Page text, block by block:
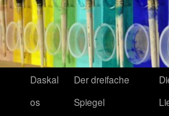
Daskal
os
Der dreifache
Spiegel